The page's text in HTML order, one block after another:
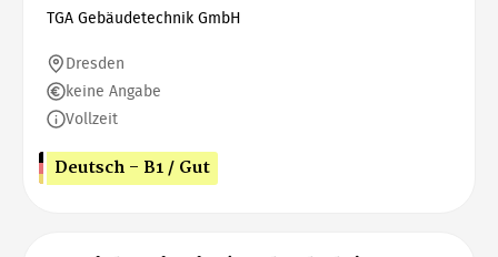
TGA Gebäudetechnik GmbH
Dresden
keine Angabe
Vollzeit
Deutsch - B1 / Gut